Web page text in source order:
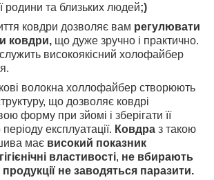
родини та близьких людей;)
ковдри дозволяє вам регулювати
ковдри, що дуже зручно і практично.
високоякісний холофайбер
волокна холлофайбер створюють
що дозволяє ковдрі
форму при зйомі і зберігати її
експлуатації. Ковдра з такою
має високий показник
гігієнічні властивості, не вбирають
не заводяться паразити.